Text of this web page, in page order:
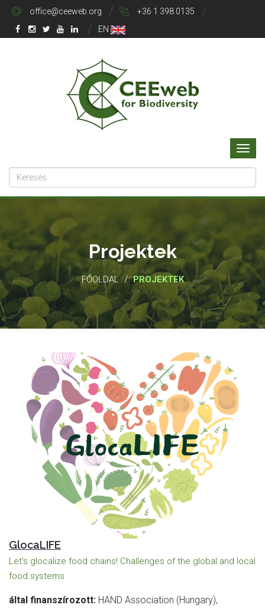
office@ceeweb.org
+36 1 398 0135
EN
Projektek
FŐOLDAL / PROJEKTEK
GlocaLIFE
Let's glocalize food chains! Challenges of the global and local
food systems
által finanszírozott: HAND Association (Hungary),